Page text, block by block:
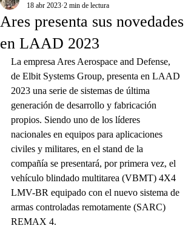
Ares presenta sus novedades
en LAAD 2023
18 abr 2023 2 min de lectura
La empresa Ares Aerospace and Defense,
de Elbit Systems Group, presenta en LAAD
2023 una serie de sistemas de última
generación de desarrollo y fabricación
propios. Siendo uno de los líderes
nacionales en equipos para aplicaciones
civiles y militares, en el stand de la
compañía se presentará, por primera vez, el
vehículo blindado multitarea (VBMT) 4X4
LMV-BR equipado con el nuevo sistema de
armas controladas remotamente (SARC)
REMAX 4.